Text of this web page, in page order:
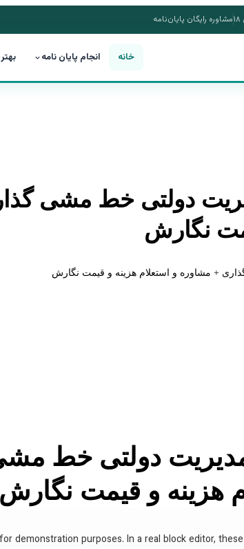
مشاوره رایگان پایان‌نامه
خانه انجام پایان نامه
دولتی خط مشی
نگارش
مدیریت دولتی خط
هزینه و قیمت نگارش